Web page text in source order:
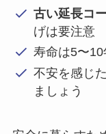
古い延長コ
げは要注意
寿命は5〜
不安を感じ
ましょう